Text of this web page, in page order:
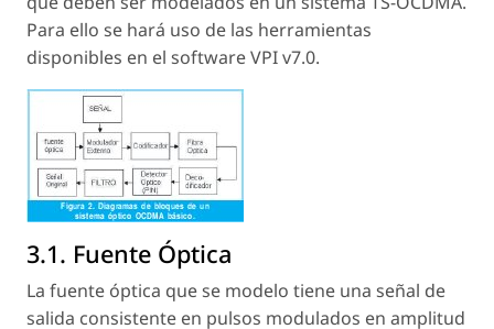
Para ello se hará uso de las herramientas
disponibles en el software VPI v7.0.
3.1. Fuente Óptica
La fuente óptica que se modelo tiene una señal de
salida consistente en pulsos modulados en amplitud